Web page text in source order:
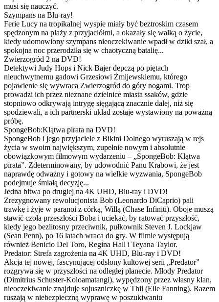
musi się nauczyć.
Szympans na Blu-ray!
Ferie Lucy na tropikalnej wyspie miały być beztroskim czasem
spędzonym na plaży z przyjaciółmi, a okazały się walką o życie,
kiedy udomowiony szympans nieoczekiwanie wpadł w dziki szał, a
spokojna noc przerodziła się w chaotyczną batalię...
Zwierzogród 2 na DVD!
Detektywi Judy Hops i Nick Bajer depczą po piętach
nieuchwytnemu gadowi Grzesiowi Żmijewskiemu, którego
pojawienie się wywraca Zwierzogród do góry nogami. Trop
prowadzi ich przez nieznane dzielnice miasta ssaków, gdzie
stopniowo odkrywają intrygę sięgającą znacznie dalej, niż się
spodziewali, a ich partnerski układ zostaje wystawiony na poważną
próbę.
SpongeBob:Klątwa pirata na DVD!
SpongeBob i jego przyjaciele z Bikini Dolnego wyruszają w rejs
życia w swoim największym, zupełnie nowym i absolutnie
obowiązkowym filmowym wydarzeniu – „SpongeBob: Klątwa
pirata”. Zdeterminowany, by udowodnić Panu Krabowi, że jest
naprawdę odważny i gotowy na wielkie wyzwania, SpongeBob
podejmuje śmiałą decyzję...
Jedna bitwa po drugiej na 4K UHD, Blu-ray i DVD!
Zrezygnowany rewolucjonista Bob (Leonardo DiCaprio) pali
trawkę i żyje w paranoi z córką, Willą (Chase Infiniti). Oboje muszą
stawić czoła przeszłości Boba i uciekać, by ratować przyszłość,
kiedy jego bezlitosny przeciwnik, pułkownik Steven J. Lockjaw
(Sean Penn), po 16 latach wraca do gry. W filmie występują
również Benicio Del Toro, Regina Hall i Teyana Taylor.
Predator: Strefa zagrożenia na 4K UHD, Blu-ray i DVD!
Akcja tej nowej, fascynującej odsłony kultowej serii „Predator”
rozgrywa się w przyszłości na odległej planecie. Młody Predator
(Dimitrius Schuster-Koloamatangi), wypędzony przez własny klan,
nieoczekiwanie znajduje sojuszniczkę w Thii (Elle Fanning). Razem
ruszają w niebezpieczną wyprawę w poszukiwaniu